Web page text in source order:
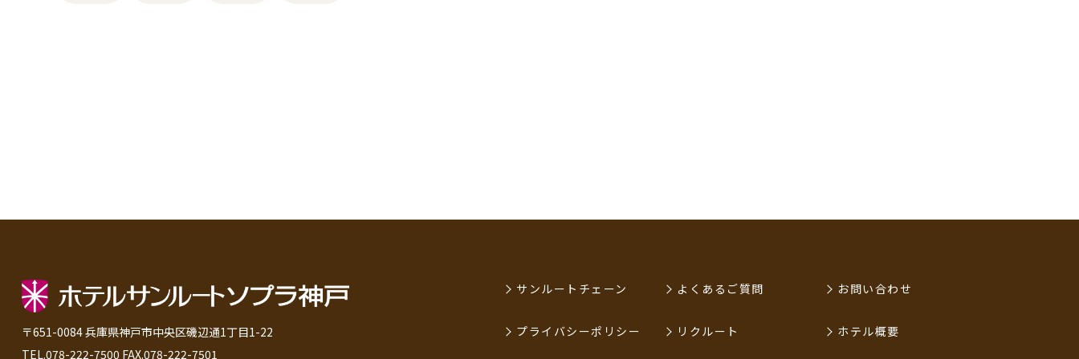
〒651-0084 兵庫県神戸市中央区磯辺通1丁目1-22
TEL.078-222-7500 FAX.078-222-7501
サンルートチェーン よくあるご質問 お問い合わせ
プライバシーポリシー リクルート ホテル概要